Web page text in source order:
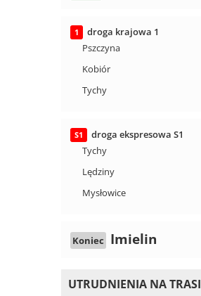
1
droga krajowa 1
Pszczyna
Kobiór
Tychy
S1
droga ekspresowa S1
Tychy
Lędziny
Mysłowice
Koniec Imielin
UTRUDNIENIA NA